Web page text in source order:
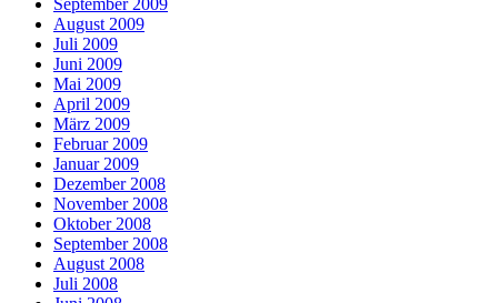
September 2009
August 2009
Juli 2009
Juni 2009
Mai 2009
April 2009
März 2009
Februar 2009
Januar 2009
Dezember 2008
November 2008
Oktober 2008
September 2008
August 2008
Juli 2008